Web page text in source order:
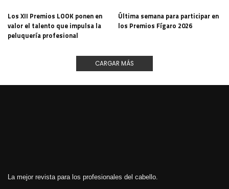
Los XII Premios LOOK ponen en
valor el talento que impulsa la
peluquería profesional
Última semana para participar en
los Premios Fígaro 2026
CARGAR MÁS
La mejor revista para los profesionales del cabello.